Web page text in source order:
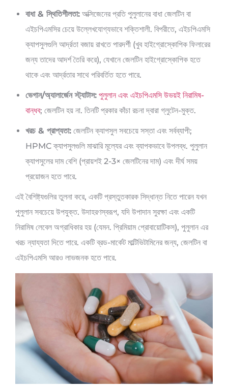
বাধা & স্থিতিশীলতা: অক্সিজেনের প্রতি পুলুলানের বাধা জেলটিন বা
এইচপিএমসির চেয়ে উল্লেখযোগ্যভাবে শক্তিশালী. বিপরীতে, এইচপিএমসি
ক্যাপসুলগুলি আর্দ্রতা বজায় রাখতে পারদর্শী (খুব হাইগ্রোস্কোপিক ফিলারের
জন্য তাদের আদর্শ তৈরি করে), যেখানে জেলটিন হাইগ্রোস্কোপিক হতে
থাকে এবং আর্দ্রতার সাথে পরিবর্তিত হতে পারে.
ভেগান/অ্যালার্জেন স্ট্যাটাস: পুলুলান এবং এইচপিএমসি উভয়ই নিরামিষ-
বান্ধব; জেলটিন হয় না. তিনটি প্রকার কাঁচা রচনা দ্বারা গ্লুটেন-মুক্ত.
খরচ & প্রাপ্যতা: জেলটিন ক্যাপসুল সবচেয়ে সস্তা এবং সর্বব্যাপী;
HPMC ক্যাপসুলগুলি মাঝারি মূল্যের এবং ব্যাপকভাবে উপলব্ধ. পুলুলান
ক্যাপসুলের দাম বেশি (প্রায়শই 2-3× জেলটিনের দাম) এবং দীর্ঘ সময়
প্রয়োজন হতে পারে.
এই বৈশিষ্ট্যগুলির তুলনা করে, একটি প্রস্তুতকারক সিদ্ধান্ত নিতে পারেন যখন
পুলুলান সবচেয়ে উপযুক্ত. উদাহরণস্বরূপ, যদি উপাদান সুরক্ষা এবং একটি
নিরামিষ লেবেল অগ্রাধিকার হয় (যেমন. প্রিমিয়াম প্রোবায়োটিকস), পুলুলান এর
খরচ ন্যায্যতা দিতে পারে. একটি ব্রড-মার্কেট মাল্টিভিটামিনের জন্য, জেলটিন বা
এইচপিএমসি আরও লাভজনক হতে পারে.